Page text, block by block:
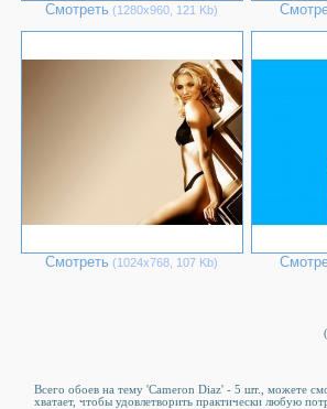
Смотреть (1280х960, 121 Kb)
Смотреть (1024х768, 107 Kb)
Всего обоев на тему 'Cameron Diaz' - 5 шт., можете
хватает, чтобы удовлетворить практически любую